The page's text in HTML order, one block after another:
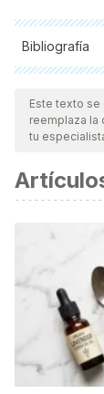
Bibliografía
Todas las
nuestro
vigencia y
científica.
Cuenca E,
Díaz B,
2004;
Emsley J.
University
Mattos-
Este texto
reemplaza la
tu